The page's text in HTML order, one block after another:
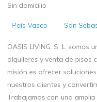
Sin domicilio
País Vasco - San
OASIS LIVING, S. L. somos
alquileres y venta de pisos
misión es ofrecer
nuestros clientes y
Trabajamos con una